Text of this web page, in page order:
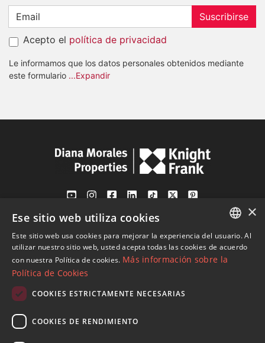
Suscribirse
Acepto el política de privacidad
Le informamos que los datos personales obtenidos mediante
este formulario ...Expandir
Av. Canovas del Castillo 4
1st Floor, Office 3
29601 Marbella
Ver en mapa
Tel:+34 952 765 138
ENGLISH
SPANISH
×
Ese sitio web utiliza cookies
Este sitio web usa cookies para mejorar la experiencia del usuario. Al
utilizar nuestro sitio web, usted acepta todas las cookies de acuerdo
con nuestra Política de cookies. Más información sobre la
Política de Cookies
COOKIES ESTRICTAMENTE NECESARIAS
COOKIES DE RENDIMIENTO